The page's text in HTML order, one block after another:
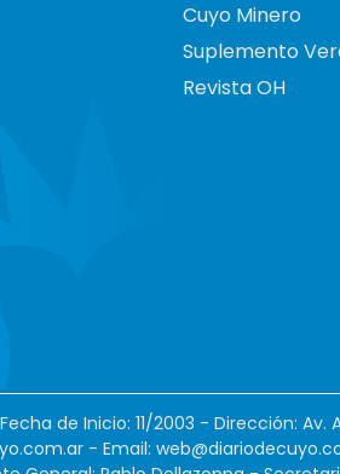
Cuyo Minero
Suplemento
Revista OH
de Inicio: 11/2003 - Dirección:
- Email: